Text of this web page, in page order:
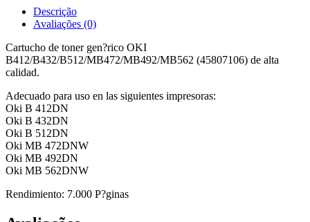
Compativel
Descrição
Avaliações (0)
Cartucho de toner gen?rico OKI
B412/B432/B512/MB472/MB492/MB562 (45807106) de alta
calidad.
Adecuado para uso en las siguientes impresoras:
Oki B 412DN
Oki B 432DN
Oki B 512DN
Oki MB 472DNW
Oki MB 492DN
Oki MB 562DNW
Rendimiento: 7.000 P?ginas